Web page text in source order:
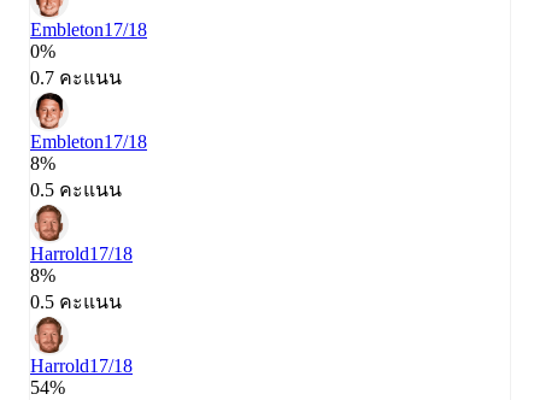
Embleton17/18
0%
0.7 คะแนน
Embleton17/18
8%
0.5 คะแนน
Harrold17/18
8%
0.5 คะแนน
Harrold17/18
54%